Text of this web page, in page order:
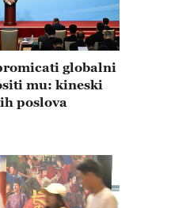
globalni
mu: kineski
poslova